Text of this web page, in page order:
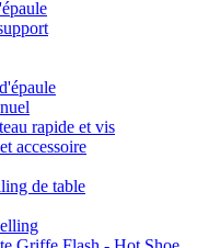
rapide et vis
accessoire
de table